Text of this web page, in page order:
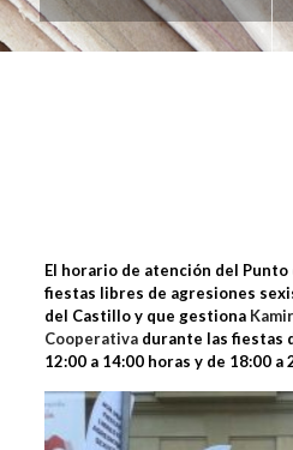
El horario de atención del Punto
fiestas libres de agresiones
del Castillo y que gestiona
Cooperativadurante las fiestas
12:00 a 14:00 horas y de 18:00 a